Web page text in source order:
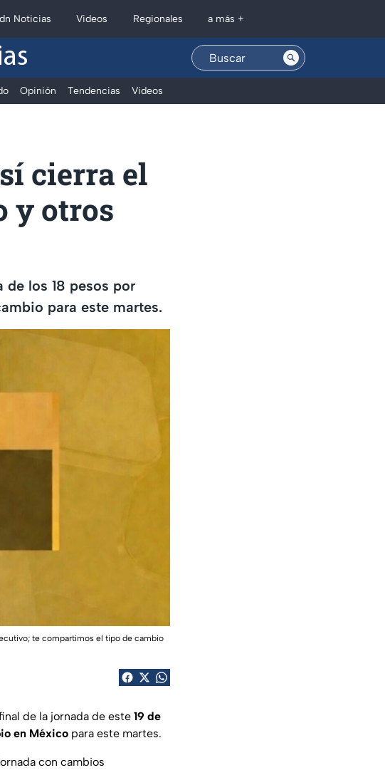
Noticias Videos Regionales a más +
Opinión Tendencias Videos
cierra el
y otros
los 18 pesos por
para este martes.
te compartimos el tipo de cambio
de la jornada de este 19 de
en México para este martes.
con cambios